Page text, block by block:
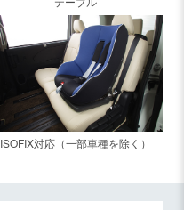
ISOFIX対応（一部車種を除く）